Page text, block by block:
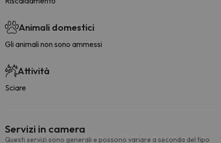
Animali domestici
Gli animali non sono ammessi
Attività
Sciare
Servizi in camera
Questi servizi sono generali e possono variare a seconda del tipo